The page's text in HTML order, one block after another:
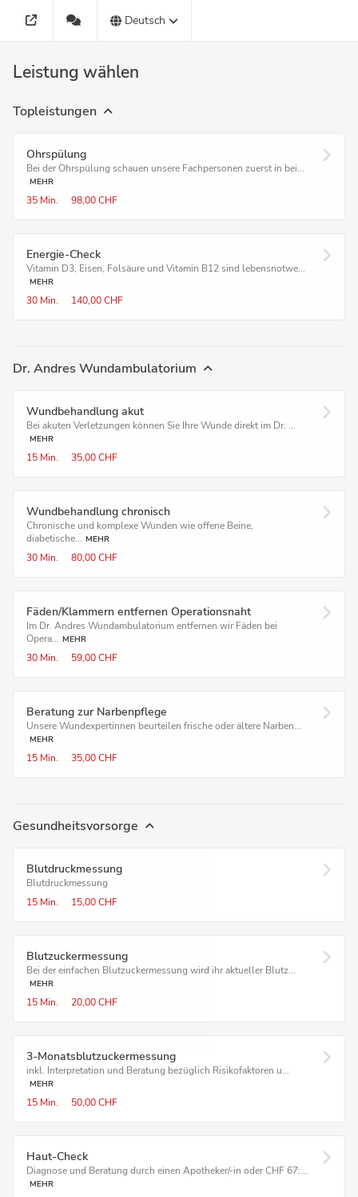
Deutsch
Leistung wählen
Topleistungen
Ohrspülung
Bei der Ohrspülung schauen unsere Fachpersonen zuerst in bei...
MEHR
35 Min. 98,00 CHF
Energie-Check
Vitamin D3, Eisen, Folsäure und Vitamin B12 sind lebensnotwe...
MEHR
30 Min. 140,00 CHF
Dr. Andres Wundambulatorium
Wundbehandlung akut
Bei akuten Verletzungen können Sie Ihre Wunde direkt im Dr. ...
MEHR
15 Min. 35,00 CHF
Wundbehandlung chronisch
Chronische und komplexe Wunden wie offene Beine,
diabetische... MEHR
30 Min. 80,00 CHF
Fäden/Klammern entfernen Operationsnaht
Im Dr. Andres Wundambulatorium entfernen wir Fäden bei
Opera... MEHR
30 Min. 59,00 CHF
Beratung zur Narbenpflege
Unsere Wundexpertinnen beurteilen frische oder ältere Narben...
MEHR
15 Min. 35,00 CHF
Gesundheitsvorsorge
Blutdruck­messung
Blutdruckmessung
15 Min.
15,00 CHF
Blutzucker­messung
Bei der einfachen Blutzuckermessung wird ihr aktueller Blutz...
MEHR
15 Min. 20,00 CHF
3-Monatsblutzuckermessung
inkl. Interpretation und Beratung bezüglich Risikofaktoren u...
MEHR
15 Min. 50,00 CHF
Haut-Check
Diagnose und Beratung durch einen Apotheker/-in oder CHF 67:...
MEHR